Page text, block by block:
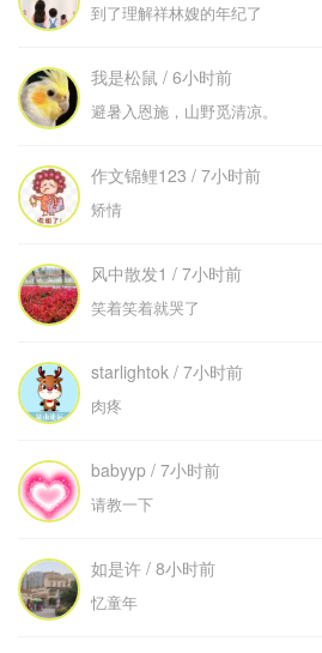
到了理解祥林嫂的年纪了
我是松鼠 / 6小时前
避暑入恩施，山野觅清凉。
作文锦鲤123 / 7小时前
矫情
风中散发1 / 7小时前
笑着笑着就哭了
starlightok / 7小时前
肉疼
babyyp / 7小时前
请教一下
如是许 / 8小时前
忆童年